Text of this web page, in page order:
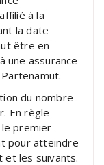
à la
la date
être en
une assurance
du nombre
En règle
le premier
pour atteindre
et les suivants.